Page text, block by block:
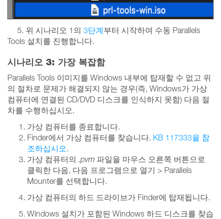
5. 위 시나리오 1의 3단계부터 시작하여 수동 Parallels
Tools 설치를 진행합니다.
시나리오 3: 가장 복잡함
Parallels Tools 이미지를 Windows 내부에 탑재할 수 없고 위
의 절차로 문제가 해결되지 않는 경우(즉, Windows가 가상
컴퓨터에 연결된 CD/DVD 디스크를 인식하지 못함) 다음 절
차를 수행하십시오.
가상 컴퓨터를 종료합니다.
Finder에서 가상 컴퓨터를 찾습니다. KB 117333을 참
조하십시오
가상 컴퓨터의 .pvm 파일을 마우스 오른쪽 버튼으로
클릭한 다음, 다음 프로그램으로 열기 > Parallels
Mounter를 선택합니다.
가상 컴퓨터의 하드 드라이브가 Finder에 탑재됩니다.
Windows 설치가 포함된 Windows 하드 디스크를 찾습